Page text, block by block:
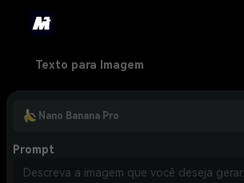
Texto para Imagem
Nano Banana Pro
Prompt